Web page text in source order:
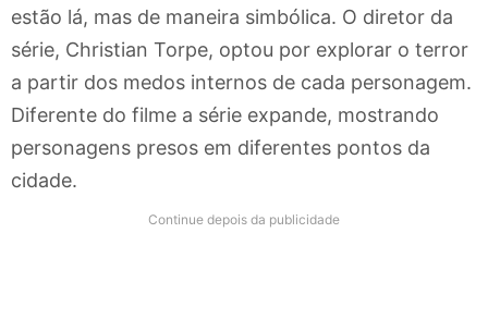
estão lá, mas de maneira simbólica. O diretor da
série, Christian Torpe, optou por explorar o terror
a partir dos medos internos de cada personagem.
Diferente do filme a série expande, mostrando
personagens presos em diferentes pontos da
cidade.
Continue depois da publicidade